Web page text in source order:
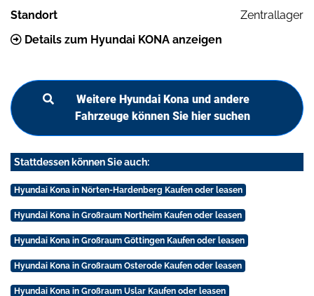
Standort
Zentrallager
Details zum Hyundai KONA anzeigen
Weitere Hyundai Kona und andere
Fahrzeuge können Sie hier suchen
Stattdessen können Sie auch:
Hyundai Kona in Nörten-Hardenberg Kaufen oder leasen
Hyundai Kona in Großraum Northeim Kaufen oder leasen
Hyundai Kona in Großraum Göttingen Kaufen oder leasen
Hyundai Kona in Großraum Osterode Kaufen oder leasen
Hyundai Kona in Großraum Uslar Kaufen oder leasen